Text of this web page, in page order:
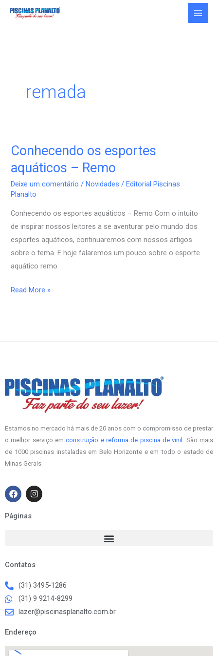
remada
Conhecendo os esportes
aquáticos – Remo
Deixe um comentário /Novidades /Editorial Piscinas
Planalto
Conhecendo os esportes aquáticos – Remo Com o intuito
de inspirar nossos leitores a se aventurar pelo mundo dos
esportes aquáticos, continuaremos com nossos artigos
sobre o tema. E hoje falaremos um pouco sobre o esporte
aquático remo.
Conhecendo
esportes
aquáticos
Remo
Read More »
Estamos no mercado há mais de 20 anos com o compromisso de prestar
o melhor serviço emconstrução e reforma de piscina de vinil . São mais
de 1000 piscinas instaladas em Belo Horizonte e em todo o estado de
Minas Gerais.
F
a
c
e
b
I
n
s
Páginas
Contatos
(31) 3495-1286
(31) 9 9214-8299
lazer@piscinasplanalto.com.br
Endereço